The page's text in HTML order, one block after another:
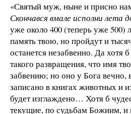
«Святый муж, ныне и присно
Скончався вмале исполни лета
уже около 400 (теперь уже 500)
память твою, но пройдут и
останется незабвенно. Да хотя
такого развращения, что имя
забвению; но оно у Бога вечно,
записано в книгах животных и
будет изглаждено… Хотя б
текущие, по судьбам Божиим, и